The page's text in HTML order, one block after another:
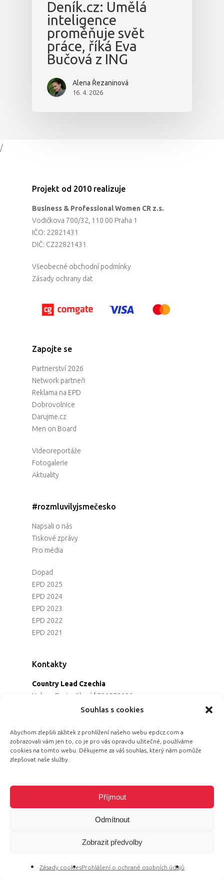
Souhlas s cookies
Abychom zlepšili zážitek z prohlížení našeho webu epdcz.com a
zobrazovali vám jen to, co je pro vás opravdu užitečné, používáme
cookies na tomto webu. Děkujeme za váš souhlas, který nám pomůže
zlepšovat naše služby.
Příjmout
Odmítnout
Zobrazit předvolby
Zásady cookiesProhlášení o ochraně osobních údajů
Deník.cz: Umělá
inteligence
proměňuje svět
práce, říká Eva
Bučová z ING
Alena Řezaninová
16. 4. 2026
/
Projekt od 2010 realizuje
Business & Professional Women CR z.s.
Vodičkova 700/32, 110 00 Praha 1
IČO: 22821431
DIČ: CZ22821431
Všeobecné obchodní podmínky
Zásady ochrany dat
Zapojte se
Partnerství 2026
Network partneři
Reklama na EPD
Dobrovolnice
Darujme.cz
Men on Board
Videoreportáže
Fotogalerie
Aktuality
#rozmluvilyjsmečesko
Napsali o nás
Tiskové zprávy
Pro média
Dopad
EPD 2025
EPD 2024
EPD 2023
EPD 2022
EPD 2021
Kontakty
Country Lead Czechia
Helena Dreiseitlová | 731970136
Koordinátorka projektu
Programová ředitelka
Jana Černoušková |607782535
Partnerství & fundraising
© 2026 Equal Pay Day.